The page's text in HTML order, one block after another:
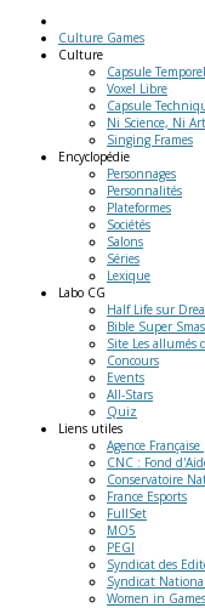
Culture Games
Culture
Capsule
Voxel Libre
Capsule
Ni Science, Ni Art
Singing Frames
Encyclopédie
Personnages
Personnalités
Plateformes
Sociétés
Salons
Séries
Lexique
Labo CG
Half Life sur
Bible Super
Site Les allumés
Concours
Events
All-Stars
Quiz
Liens utiles
Agence
CNC : Fond
Conservatoire
France Esports
FullSet
MO5
PEGI
Syndicat des
Syndicat
Women in